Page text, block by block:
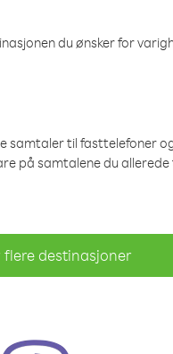
du ønsker for
til fasttelefoner
på samtalene du allerede
flere destinasjoner